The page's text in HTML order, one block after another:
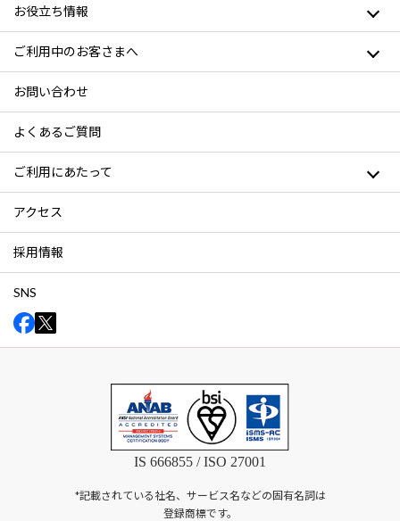
お役立ち情報
ご利用中のお客さまへ
お問い合わせ
よくあるご質問
ご利用にあたって
アクセス
採用情報
SNS
IS 666855 / ISO 27001
*記載されている社名、サービス名などの固有名詞は
登録商標です。